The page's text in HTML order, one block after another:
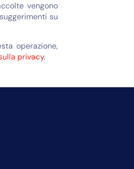
vengono
su
operazione,
privacy.